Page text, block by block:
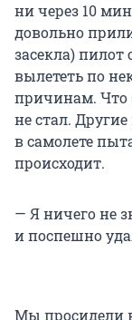
ни через 10
довольно
засекла)
вылететь по
причинам. Что
не стал.
в самолете
происходит.
— Я ничего не
и поспешно
Мы просидели в